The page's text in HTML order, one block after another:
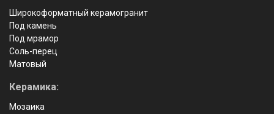
Широкоформатный керамогранит
Под камень
Под мрамор
Соль-перец
Матовый
Керамика:
Мозаика